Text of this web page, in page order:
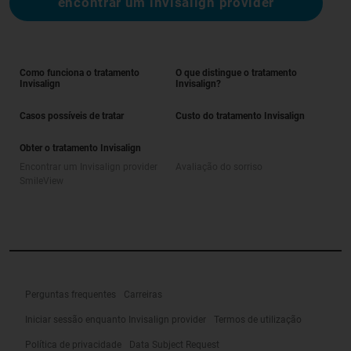
Como funciona o tratamento
Invisalign
O que distingue o tratamento
Invisalign?
Casos possíveis de tratar Custo do tratamento Invisalign
Obter o tratamento Invisalign
Perguntas frequentes Carreiras
Iniciar sessão enquanto Invisalign provider Termos de utilização
Política de privacidade Data Subject Request